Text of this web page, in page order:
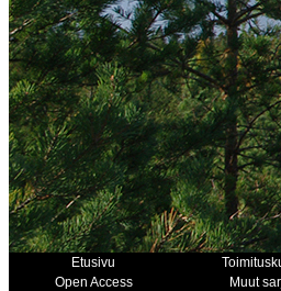
Etusivu
Open Access
Muut